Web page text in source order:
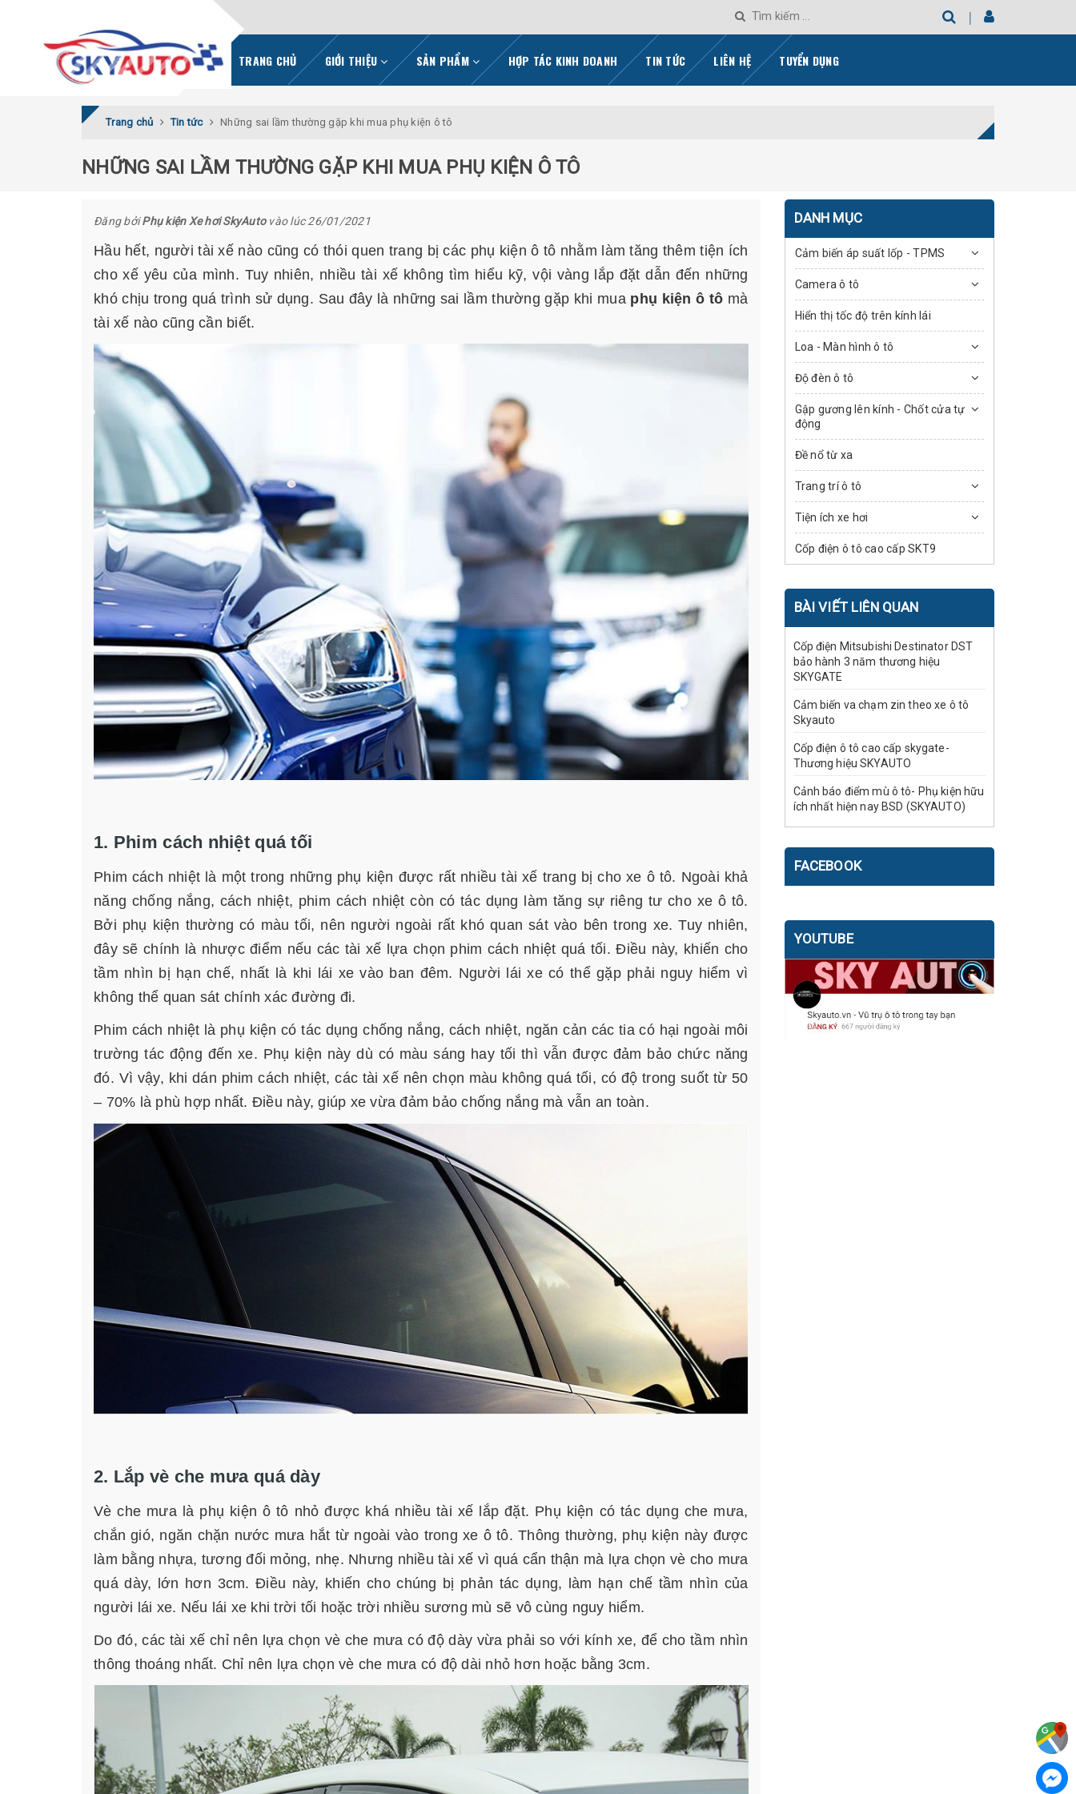
TRANG CHỦ GIỚI THIỆU SẢN PHẨM HỢP TÁC KINH DOANH TIN TỨC LIÊN HỆ TUYỂN DỤNG
Trang chủ Tin tức Những sai lầm thường gặp khi mua phụ kiện ô tô
NHỮNG SAI LẦM THƯỜNG GẶP KHI MUA PHỤ KIỆN Ô TÔ
Đăng bởiPhụ kiện Xe hơi SkyAutovào lúc 26/01/2021
Hầu hết, người tài xế nào cũng có thói quen trang bị các phụ kiện ô tô nhằm làm tăng thêm tiện ích
cho xế yêu của mình. Tuy nhiên, nhiều tài xế không tìm hiểu kỹ, vội vàng lắp đặt dẫn đến những
khó chịu trong quá trình sử dụng. Sau đây là những sai lầm thường gặp khi mua phụ kiện ô tô mà
tài xế nào cũng cần biết.
1. Phim cách nhiệt quá tối
Phim cách nhiệt là một trong những phụ kiện được rất nhiều tài xế trang bị cho xe ô tô. Ngoài khả
năng chống nắng, cách nhiệt, phim cách nhiệt còn có tác dụng làm tăng sự riêng tư cho xe ô tô.
Bởi phụ kiện thường có màu tối, nên người ngoài rất khó quan sát vào bên trong xe. Tuy nhiên,
đây sẽ chính là nhược điểm nếu các tài xế lựa chọn phim cách nhiệt quá tối. Điều này, khiến cho
tầm nhìn bị hạn chế, nhất là khi lái xe vào ban đêm. Người lái xe có thể gặp phải nguy hiểm vì
không thể quan sát chính xác đường đi.
Phim cách nhiệt là phụ kiện có tác dụng chống nắng, cách nhiệt, ngăn cản các tia có hại ngoài môi
trường tác động đến xe. Phụ kiện này dù có màu sáng hay tối thì vẫn được đảm bảo chức năng
đó. Vì vậy, khi dán phim cách nhiệt, các tài xế nên chọn màu không quá tối, có độ trong suốt từ 50
– 70% là phù hợp nhất. Điều này, giúp xe vừa đảm bảo chống nắng mà vẫn an toàn.
2. Lắp vè che mưa quá dày
Vè che mưa là phụ kiện ô tô nhỏ được khá nhiều tài xế lắp đặt. Phụ kiện có tác dụng che mưa,
chắn gió, ngăn chặn nước mưa hắt từ ngoài vào trong xe ô tô. Thông thường, phụ kiện này được
làm bằng nhựa, tương đối mỏng, nhẹ. Nhưng nhiều tài xế vì quá cẩn thận mà lựa chọn vè cho mưa
quá dày, lớn hơn 3cm. Điều này, khiến cho chúng bị phản tác dụng, làm hạn chế tầm nhìn của
người lái xe. Nếu lái xe khi trời tối hoặc trời nhiều sương mù sẽ vô cùng nguy hiểm.
Do đó, các tài xế chỉ nên lựa chọn vè che mưa có độ dày vừa phải so với kính xe, để cho tầm nhìn
thông thoáng nhất. Chỉ nên lựa chọn vè che mưa có độ dài nhỏ hơn hoặc bằng 3cm.
DANH MỤC
Cảm biến áp suất lốp - TPMS
Camera ô tô
Hiển thị tốc độ trên kính lái
Loa - Màn hình ô tô
Độ đèn ô tô
Gập gương lên kính - Chốt cửa tự
động
Đề nổ từ xa
Trang trí ô tô
Tiện ích xe hơi
Cốp điện ô tô cao cấp SKT9
BÀI VIẾT LIÊN QUAN
Cốp điện Mitsubishi Destinator DST
bảo hành 3 năm thương hiệu
SKYGATE
Cảm biến va chạm zin theo xe ô tô
Skyauto
Cốp điện ô tô cao cấp skygate-
Thương hiệu SKYAUTO
Cảnh báo điểm mù ô tô- Phụ kiện hữu
ích nhất hiện nay BSD (SKYAUTO)
FACEBOOK
YOUTUBE